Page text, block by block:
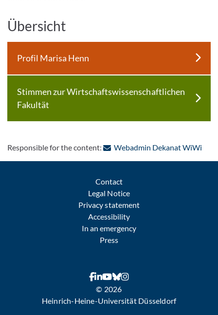
Übersicht
Profil Marisa Henn
Stimmen zur Wirtschaftswissenschaftlichen
Fakultät
Responsible for the content: Webadmin Dekanat WiWi:
Contact
Legal Notice
Privacy statement
Accessibility
In an emergency
Press
© 2026
Heinrich-Heine-Universität Düsseldorf